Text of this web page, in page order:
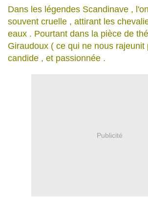
Dans les légendes Scandinave ,
souvent cruelle , attirant les
eaux . Pourtant dans la pièce de
Giraudoux ( ce qui ne nous rajeunit
candide , et passionnée .
Publicité